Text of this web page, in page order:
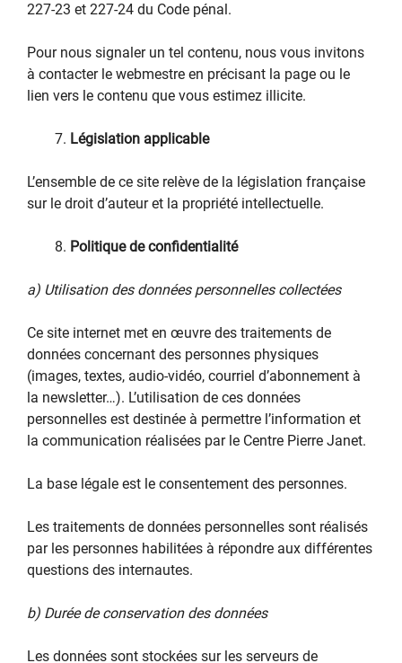
227-23 et 227-24 du Code pénal.
Pour nous signaler un tel contenu, nous vous invitons
à contacter le webmestre en précisant la page ou le
lien vers le contenu que vous estimez illicite.
Législation applicable
L’ensemble de ce site relève de la législation française
sur le droit d’auteur et la propriété intellectuelle.
Politique de confidentialité
a) Utilisation des données personnelles collectées
Ce site internet met en œuvre des traitements de
données concernant des personnes physiques
(images, textes, audio-vidéo, courriel d’abonnement à
la newsletter…). L’utilisation de ces données
personnelles est destinée à permettre l’information et
la communication réalisées par le Centre Pierre Janet.
La base légale est le consentement des personnes.
Les traitements de données personnelles sont réalisés
par les personnes habilitées à répondre aux différentes
questions des internautes.
b) Durée de conservation des données
Les données sont stockées sur les serveurs de